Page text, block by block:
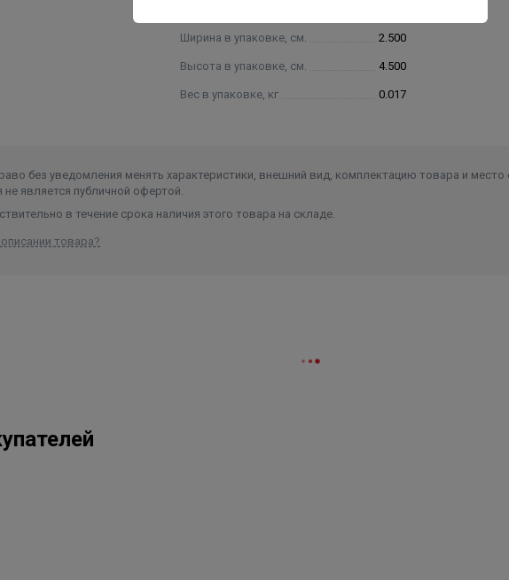
Ширина в упаковке, см. 2.500
Высота в упаковке, см. 4.500
Вес в упаковке, кг 0.017
без уведомления менять характеристики, внешний вид, комплектацию товара и место
является публичной офертой.
в течение срока наличия этого товара на складе.
товара?